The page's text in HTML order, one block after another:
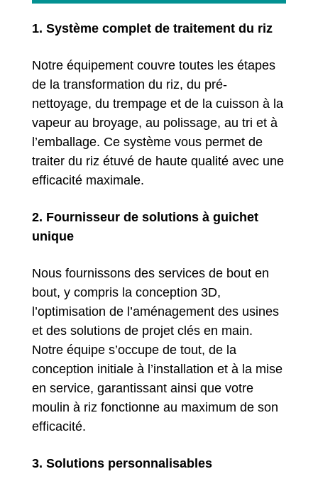
1. Système complet de traitement du riz
Notre équipement couvre toutes les étapes
de la transformation du riz, du pré-
nettoyage, du trempage et de la cuisson à la
vapeur au broyage, au polissage, au tri et à
l’emballage. Ce système vous permet de
traiter du riz étuvé de haute qualité avec une
efficacité maximale.
2. Fournisseur de solutions à guichet
unique
Nous fournissons des services de bout en
bout, y compris la conception 3D,
l’optimisation de l’aménagement des usines
et des solutions de projet clés en main.
Notre équipe s’occupe de tout, de la
conception initiale à l’installation et à la mise
en service, garantissant ainsi que votre
moulin à riz fonctionne au maximum de son
efficacité.
3. Solutions personnalisables